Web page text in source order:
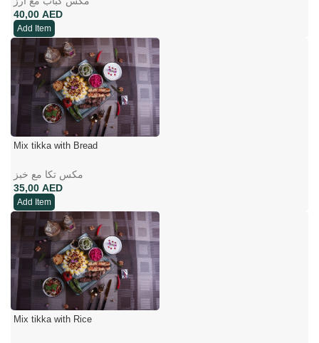
AED
Add Item
Mix tikka with Bread
مکس تکا مع خبز
AED
Add Item
Mix tikka with Rice